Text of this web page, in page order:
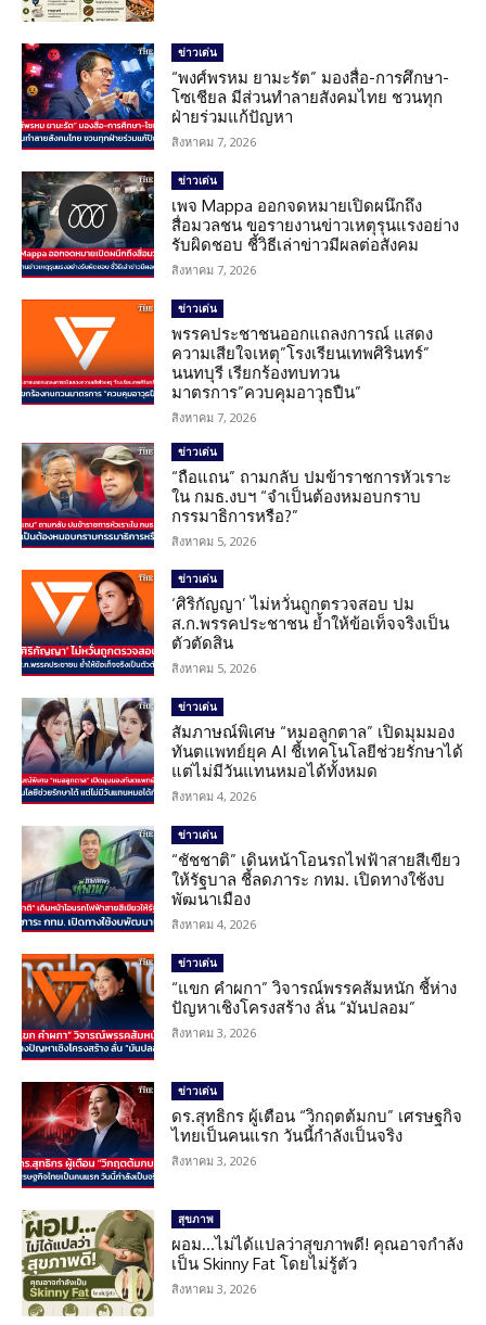
ข่าวเด่น
“พงศ์พรหม ยามะรัต” มองสื่อ-การศึกษา-
โซเชียล มีส่วนทำลายสังคมไทย ชวนทุก
ฝ่ายร่วมแก้ปัญหา
สิงหาคม 7, 2026
ข่าวเด่น
เพจ Mappa ออกจดหมายเปิดผนึกถึง
สื่อมวลชน ขอรายงานข่าวเหตุรุนแรงอย่าง
รับผิดชอบ ชี้วิธีเล่าข่าวมีผลต่อสังคม
สิงหาคม 7, 2026
ข่าวเด่น
พรรคประชาชนออกแถลงการณ์ แสดง
ความเสียใจเหตุ”โรงเรียนเทพศิรินทร์”
นนทบุรี เรียกร้องทบทวน
มาตรการ”ควบคุมอาวุธปืน”
สิงหาคม 7, 2026
ข่าวเด่น
“ถือแถน” ถามกลับ ปมข้าราชการหัวเราะ
ใน กมธ.งบฯ “จำเป็นต้องหมอบกราบ
กรรมาธิการหรือ?”
สิงหาคม 5, 2026
ข่าวเด่น
‘ศิริกัญญา’ ไม่หวั่นถูกตรวจสอบ ปม
ส.ก.พรรคประชาชน ย้ำให้ข้อเท็จจริงเป็น
ตัวตัดสิน
สิงหาคม 5, 2026
ข่าวเด่น
สัมภาษณ์พิเศษ “หมอลูกตาล” เปิดมุมมอง
ทันตแพทย์ยุค AI ชี้เทคโนโลยีช่วยรักษาได้
แต่ไม่มีวันแทนหมอได้ทั้งหมด
สิงหาคม 4, 2026
ข่าวเด่น
“ชัชชาติ” เดินหน้าโอนรถไฟฟ้าสายสีเขียว
ให้รัฐบาล ชี้ลดภาระ กทม. เปิดทางใช้งบ
พัฒนาเมือง
สิงหาคม 4, 2026
ข่าวเด่น
“แขก คำผกา” วิจารณ์พรรคส้มหนัก ชี้ห่าง
ปัญหาเชิงโครงสร้าง ลั่น “มันปลอม”
สิงหาคม 3, 2026
ข่าวเด่น
ดร.สุทธิกร ผู้เตือน “วิกฤตต้มกบ” เศรษฐกิจ
ไทยเป็นคนแรก วันนี้กำลังเป็นจริง
สิงหาคม 3, 2026
สุขภาพ
ผอม…ไม่ได้แปลว่าสุขภาพดี! คุณอาจกำลัง
เป็น Skinny Fat โดยไม่รู้ตัว
สิงหาคม 3, 2026